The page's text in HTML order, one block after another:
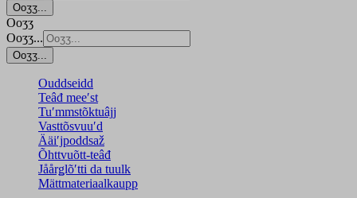
Ooʒʒ...
Ooʒʒ
Ooʒʒ...
Ooʒʒ...
Ouddseidd
Teâđ meeʹst
Tuʹmmstõktuâjj
Vasttõsvuuʹd
Ääiʹjpoddsaž
Õhttvuõtt-teâđ
Jåårǥlõʹtti da tuulk
Mättmateriaalkaupp